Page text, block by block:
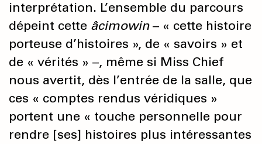
interprétation. L’ensemble du parcours
dépeint cette âcimowin– « cette histoire
porteuse d’histoires », de « savoirs » et
de « vérités » –, même si Miss Chief
nous avertit, dès l’entrée de la salle, que
ces « comptes rendus véridiques »
portent une « touche personnelle pour
rendre [ses] histoires plus intéressantes